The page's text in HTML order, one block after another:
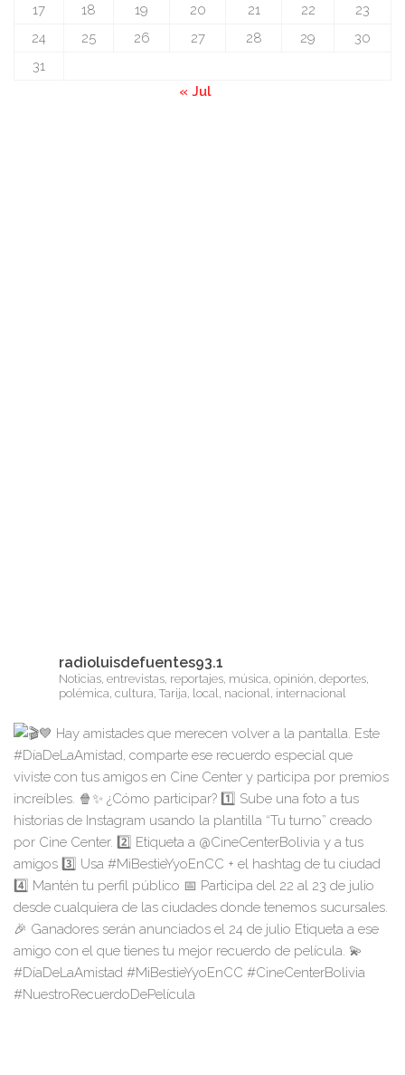
17
18 19 20 21 22
23
24
25 26 27 28 29
30
31
« Jul
radioluisdefuentes93.1
Noticias, entrevistas, reportajes, música, opinión, deportes,
polémica, cultura, Tarija, local, nacional, internacional